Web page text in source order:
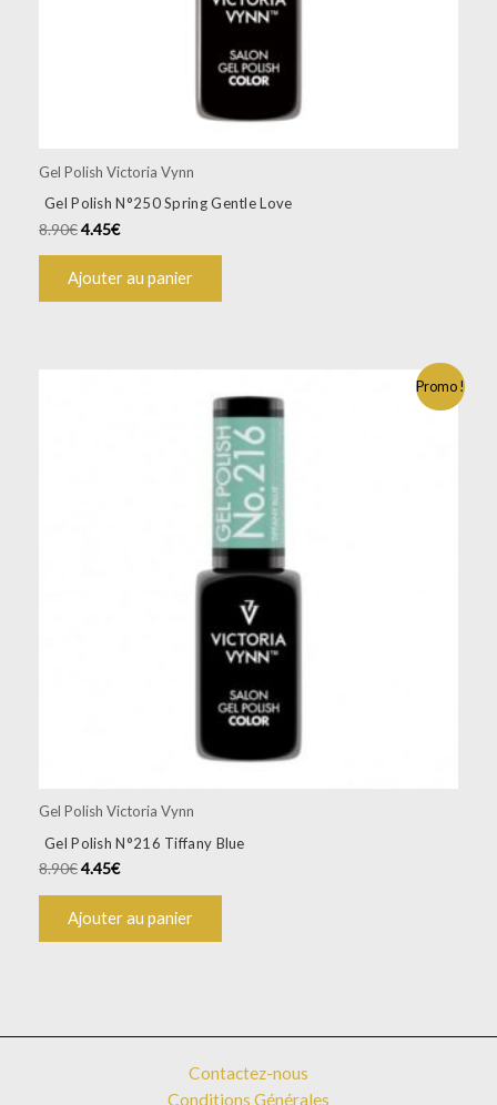
Gel Polish Victoria Vynn
Gel Polish N°250 Spring Gentle Love
8.90€4.45€
Ajouter au panier
Promo !
Gel Polish Victoria Vynn
Gel Polish N°216 Tiffany Blue
8.90€4.45€
Ajouter au panier
Contactez-nous
Conditions Générales